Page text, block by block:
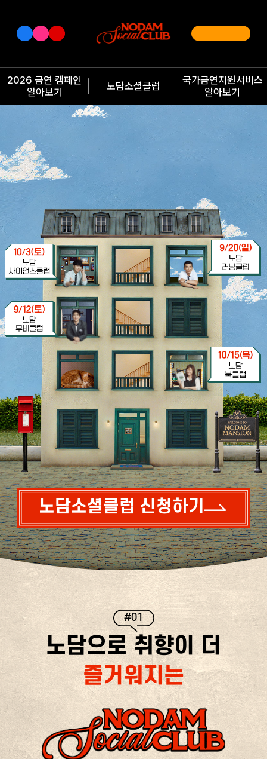
2026 금연 캠페인
알아보기
노담소셜클럽
국가금연지원서비스
알아보기
노담소셜클럽 신청하기
#01
노담으로 취향이 더
즐거워지는